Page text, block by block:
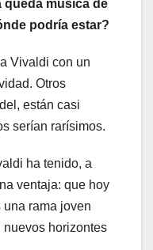
queda música de
podría estar?
Vivaldi con un
Otros
están casi
serían rarísimos.
ha tenido, a
ventaja: que hoy
rama joven
horizontes